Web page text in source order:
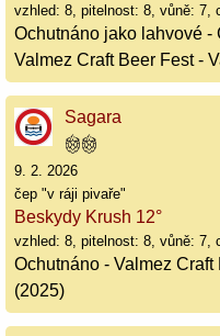
vzhled: 8, pitelnost: 8, vůně: 7,
Ochutnáno jako lahvové -
Valmez Craft Beer Fest -
Sagara
9. 2. 2026
čep "v ráji pivaře"
Beskydy Krush 12°
vzhled: 8, pitelnost: 8, vůně: 7,
Ochutnáno - Valmez
(2025)